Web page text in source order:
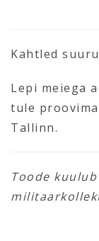
Kahtled
Lepi meiega
tule
Tallinn.
Toode